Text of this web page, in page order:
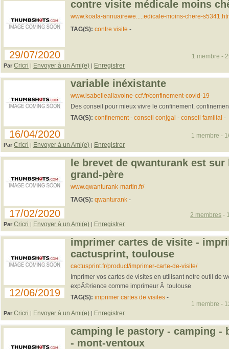
29/07/2020
contre visite médicale moins
www.koala-annuairewe.....edicale-moins-chere-
TAG(S): contre visite -
Par Cricri | Envoyer à un Ami(e) | Enregistrer
1 membre -
16/04/2020
variable inéxistante
www.isabelleallavoine-ccf.fr/confinement-covid-19
Des conseil pour mieux vivre le confinement.
TAG(S): confinement- conseil conjgal - conseil familial -
Par Cricri | Envoyer à un Ami(e) | Enregistrer
1 membre -
17/02/2020
le brevet de qwanturank est
grand-père
www.qwanturank-martin.fr/
TAG(S): qwanturank-
Par Cricri | Envoyer à un Ami(e) | Enregistrer
2 membres -
12/06/2019
imprimer cartes de visite -
cactusprint, toulouse
cactusprint.fr/product/imprimer-carte-de-visite/
Imprimer vos cartes de visites en utilisant notre outil de
expÃ©rience comme imprimeur Ã toulouse
TAG(S): imprimer cartes de visites-
Par Cricri | Envoyer à un Ami(e) | Enregistrer
1 membre -
camping le pastory - camping -
- mont-ventoux